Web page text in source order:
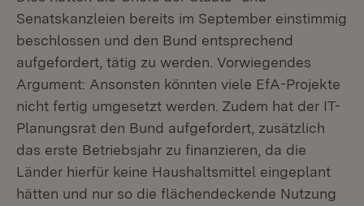
Senatskanzleien bereits im September einstimmig
beschlossen und den Bund entsprechend
aufgefordert, tätig zu werden. Vorwiegendes
Argument: Ansonsten könnten viele EfA-Projekte
nicht fertig umgesetzt werden. Zudem hat der IT-
Planungsrat den Bund aufgefordert, zusätzlich
das erste Betriebsjahr zu finanzieren, da die
Länder hierfür keine Haushaltsmittel eingeplant
hätten und nur so die flächendeckende Nutzung